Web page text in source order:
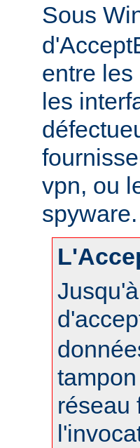
Sous
entre
les
vpn, ou
spyware.
réseau